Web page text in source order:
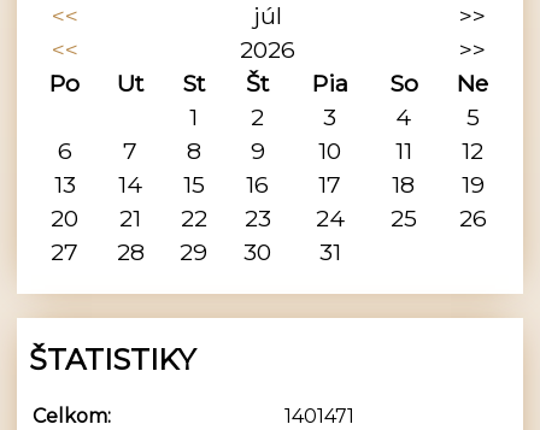
<< júl
>>
<<
2026
>>
Po
Ut St Št Pia So
Ne
1
2 3 4
5
6
7 8 9 10 11
12
13
14 15 16 17 18
19
20
21 22 23 24 25
26
27
28 29 30 31
ŠTATISTIKY
Celkom:
1401471